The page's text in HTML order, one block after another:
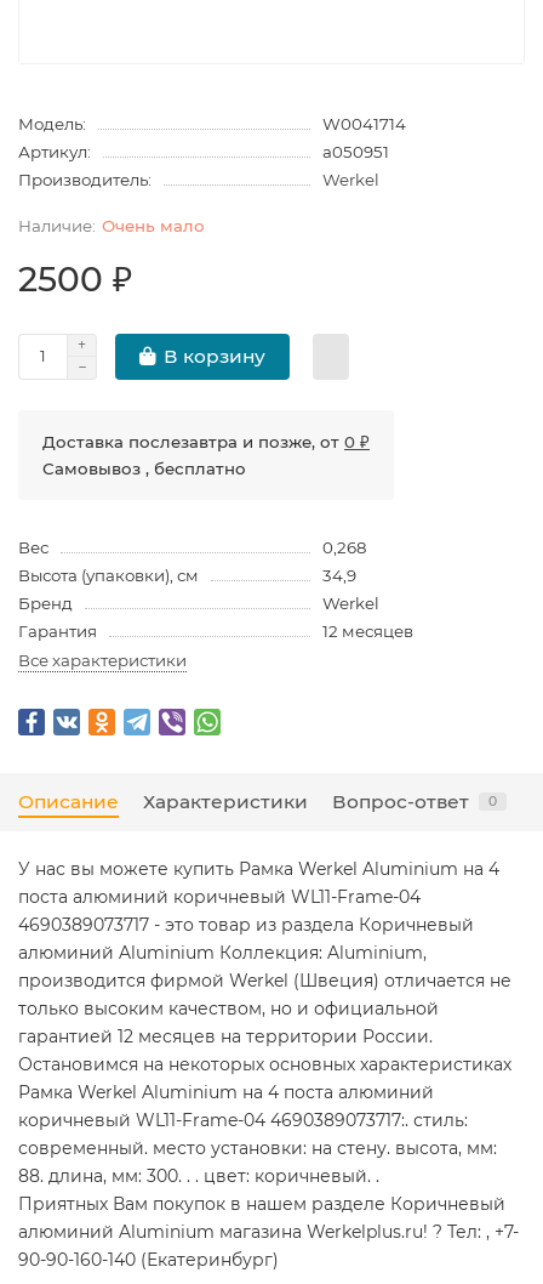
Модель:
W0041714
Артикул:
a050951
Производитель:
Werkel
Очень мало
2500 ₽
В корзину
Доставка послезавтра и позже, от 0 ₽
Самовывоз , бесплатно
Вес
0,268
Высота (упаковки), см
34,9
Бренд
Werkel
Гарантия
12 месяцев
Все характеристики
Описание Характеристики Вопрос-ответ 0
У нас вы можете купить Рамка Werkel Aluminium на 4
поста алюминий коричневый WL11-Frame-04
4690389073717 - это товар из раздела Коричневый
алюминий Aluminium Коллекция: Aluminium,
производится фирмой Werkel (Швеция) отличается не
только высоким качеством, но и официальной
гарантией 12 месяцев на территории России.
Остановимся на некоторых основных характеристиках
Рамка Werkel Aluminium на 4 поста алюминий
коричневый WL11-Frame-04 4690389073717:. стиль:
современный. место установки: на стену. высота, мм:
88. длина, мм: 300. . . цвет: коричневый. .
Приятных Вам покупок в нашем разделе Коричневый
алюминий Aluminium магазина Werkelplus.ru! ? Тел: , +7-
90-90-160-140 (Екатеринбург)